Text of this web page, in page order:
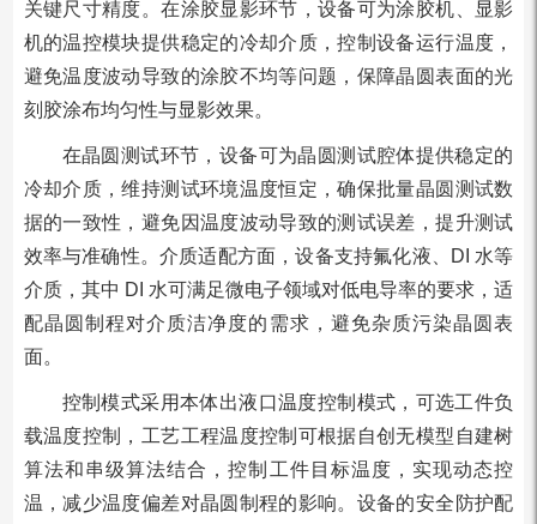
关键尺寸精度。在涂胶显影环节，设备可为涂胶机、显影
机的温控模块提供稳定的冷却介质，控制设备运行温度，
避免温度波动导致的涂胶不均等问题，保障晶圆表面的光
刻胶涂布均匀性与显影效果。
在晶圆测试环节，设备可为晶圆测试腔体提供稳定的
冷却介质，维持测试环境温度恒定，确保批量晶圆测试数
据的一致性，避免因温度波动导致的测试误差，提升测试
效率与准确性。介质适配方面，设备支持氟化液、DI 水等
介质，其中 DI 水可满足微电子领域对低电导率的要求，适
配晶圆制程对介质洁净度的需求，避免杂质污染晶圆表
面。
控制模式采用本体出液口温度控制模式，可选工件负
载温度控制，工艺工程温度控制可根据自创无模型自建树
算法和串级算法结合，控制工件目标温度，实现动态控
温，减少温度偏差对晶圆制程的影响。设备的安全防护配